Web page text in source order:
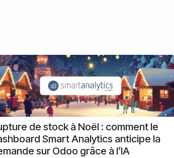
de stock à Noël : comment le
Smart Analytics anticipe la
sur Odoo grâce à l’IA